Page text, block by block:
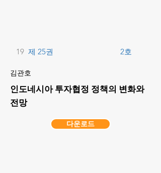
19 제 25권 2호
김관호
인도네시아 투자협정 정책의 변화와
전망
다운로드